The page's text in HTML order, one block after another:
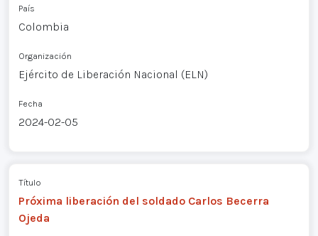
País
Colombia
Organización
Ejército de Liberación Nacional (ELN)
Fecha
2024-02-05
Título
Próxima liberación del soldado Carlos Becerra
Ojeda